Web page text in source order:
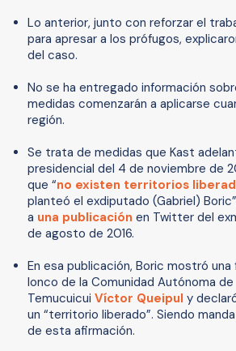
Lo anterior, junto con reforzar el
para apresar a los prófugos,
del caso.
No se ha entregado información
medidas comenzarán a aplicarse
región.
Se trata de medidas que Kast
presidencial del 4 de noviembre de
que “no existen territorios
planteó el exdiputado (Gabriel)
a una publicación en Twitter del
de agosto de 2016.
En esa publicación, Boric mostró
lonco de la Comunidad Autónoma de
Temucuicui Víctor Queipul y
un “territorio liberado”. Siendo
de esta afirmación.